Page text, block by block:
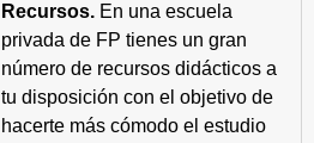
Recursos. En una escuela
privada de FP tienes un gran
número de recursos didácticos a
tu disposición con el objetivo de
hacerte más cómodo el estudio